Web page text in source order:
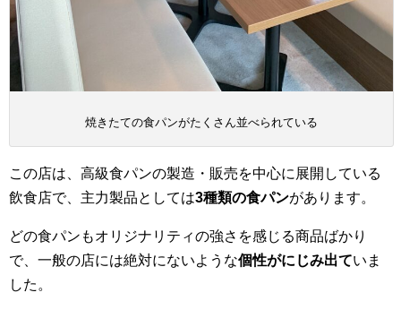
焼きたての食パンがたくさん並べられている
この店は、高級食パンの製造・販売を中心に展開している
飲食店で、主力製品としては3種類の食パンがあります。
どの食パンもオリジナリティの強さを感じる商品ばかり
で、一般の店には絶対にないような個性がにじみ出ていま
した。